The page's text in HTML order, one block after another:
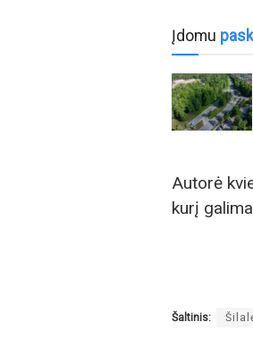
Įdomu
Autorė
kurį
Šaltinis: